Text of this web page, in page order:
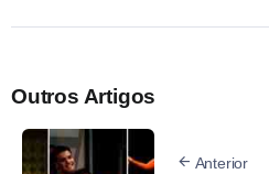
Outros Artigos
Anterior